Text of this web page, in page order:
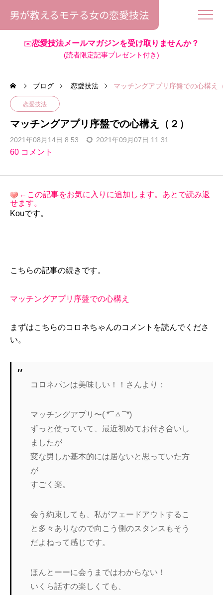
男が教えるモテる女の恋愛技法
✉️恋愛技法メールマガジンを受け取りませんか？
(読者限定記事プレゼント付き)
ブログ 恋愛技法 マッチングアプリ序盤での心構え
恋愛技法
マッチングアプリ序盤での心構え（２）
2021年08月14日 8:53 2021年09月07日 11:31
60 コメント
←この記事をお気に入りに追加します。あとで読み返
せます。
Kouです。
こちらの記事の続きです。
マッチングアプリ序盤での心構え
まずはこちらのコロネちゃんのコメントを読んでくださ
い。
コロネパンは美味しい！！さんより：
マッチングアプリ〜( *¯ㅿ¯*)
ずっと使っていて、最近初めてお付き合いし
ましたが
変な男しか基本的には居ないと思っていた方
が
すごく楽。
会う約束しても、私がフェードアウトするこ
と多々ありなので向こう側のスタンスもそう
だよねって感じです。
ほんとーーに会うまではわからない！
いくら話すの楽しくても、